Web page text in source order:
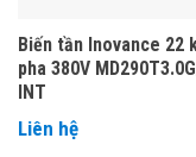
Biến tần Inovance 22
pha 380V
INT
Liên hệ